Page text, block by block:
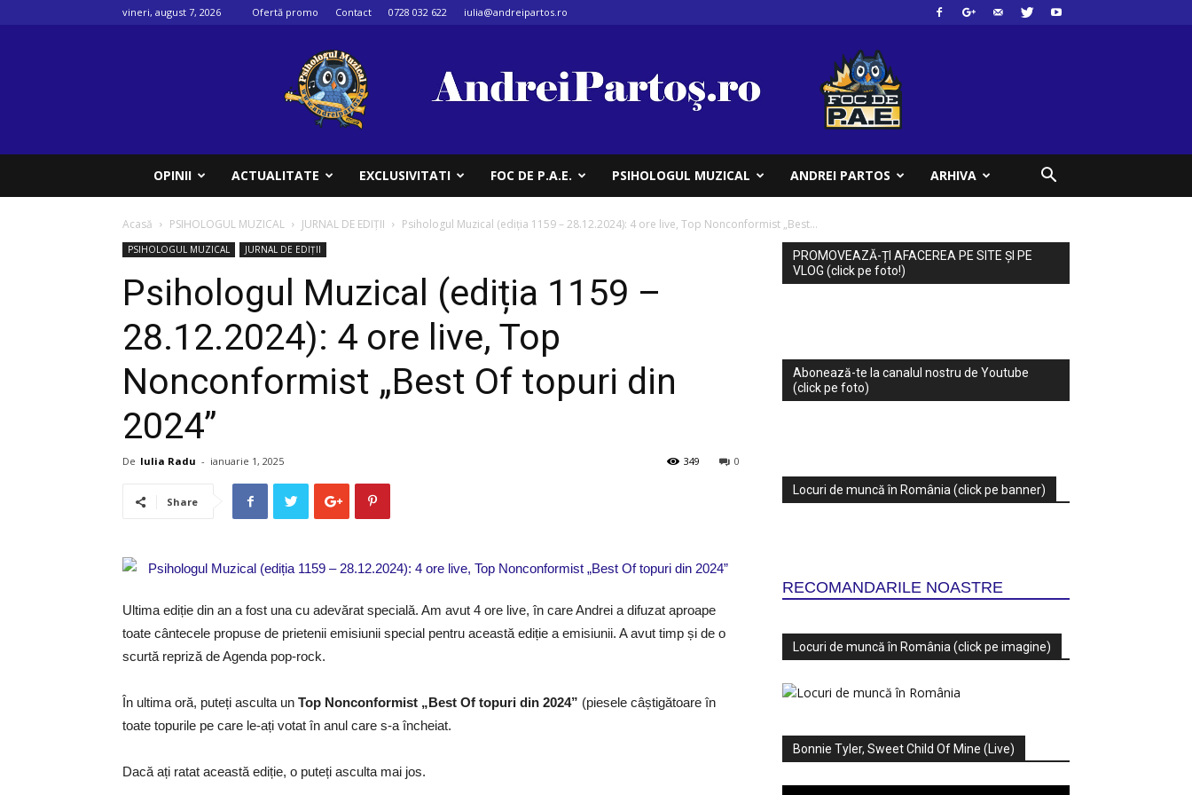
vineri, august 7, 2026 Ofertă promo Contact 0728 032 622 iulia@andreipartos.ro
OPINII ACTUALITATE EXCLUSIVITATI FOC DE P.A.E. PSIHOLOGUL MUZICAL ANDREI PARTOS ARHIVA
Acasă PSIHOLOGUL MUZICAL JURNAL DE EDIȚII Psihologul Muzical (ediția 1159 – 28.12.2024): 4 ore live, Top Nonconformist „Best...
PSIHOLOGUL MUZICAL JURNAL DE EDIȚII
Psihologul Muzical (ediția 1159 –
28.12.2024): 4 ore live, Top
Nonconformist „Best Of topuri din
2024”
De Iulia Radu - ianuarie 1, 2025 0
349
Share
Ultima ediție din an a fost una cu adevărat specială. Am avut 4 ore live, în care Andrei a difuzat aproape
toate cântecele propuse de prietenii emisiunii special pentru această ediție a emisiunii. A avut timp și de o
scurtă repriză de Agenda pop-rock.
În ultima oră, puteți asculta un Top Nonconformist „Best Of topuri din 2024” (piesele câștigătoare în
toate topurile pe care le-ați votat în anul care s-a încheiat.
Dacă ați ratat această ediție, o puteți asculta mai jos.
PROMOVEAZĂ-ȚI AFACEREA PE SITE ȘI PE
VLOG (click pe foto!)
Abonează-te la canalul nostru de Youtube
(click pe foto)
Locuri de muncă în România (click pe banner)
RECOMANDARILE NOASTRE
Locuri de muncă în România (click pe imagine)
Bonnie Tyler, Sweet Child Of Mine (Live)